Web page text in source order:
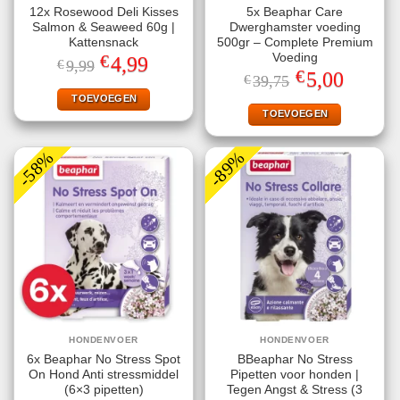
12x Rosewood Deli Kisses
Salmon & Seaweed 60g |
Kattensnack
€9,99 Oorspronkelijke
prijs
was:
€9,99.
€4,99
is:
€4,99.
TOEVOEGEN
5x Beaphar Care
Dwerghamster voeding
500gr – Complete Premium
Voeding
€39,75 Oorspronkelijke
prijs
was:
€39,75.
€5,00Huidige
prijs
TOEVOEGEN
-58%
HONDENVOER
6x Beaphar No Stress Spot
On Hond Anti stressmiddel
(6×3 pipetten)
-89%
HONDENVOER
BBeaphar No Stress
Pipetten voor honden |
Tegen Angst & Stress (3